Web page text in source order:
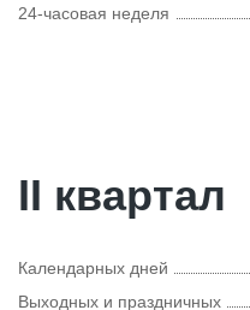
24-часовая неделя
II квартал
Календарных дней
Выходных и праздничных